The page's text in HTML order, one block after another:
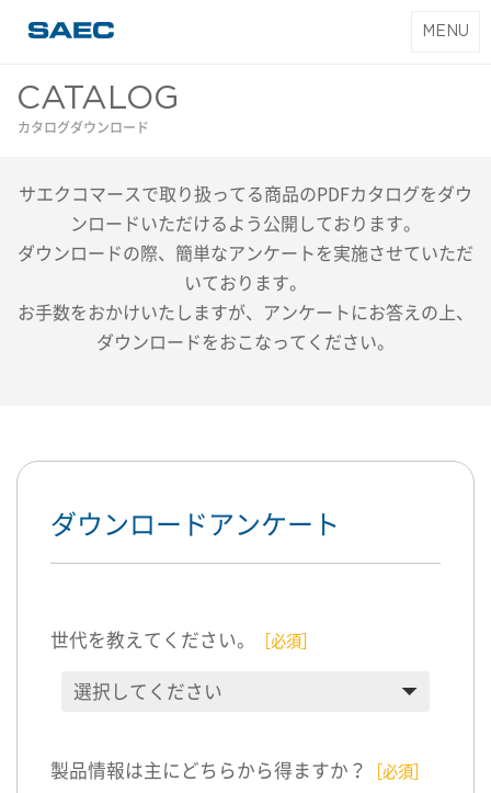
T
n
a
MENU
CATALOG
カタログダウンロード
サエクコマースで取り扱ってる商品のPDFカタログをダウ
ンロードいただけるよう公開しております。
ダウンロードの際、簡単なアンケートを実施させていただ
いております。
お手数をおかけいたしますが、アンケートにお答えの上、
ダウンロードをおこなってください。
ダウンロードアンケート
世代を教えてください。 ［必須］
製品情報は主にどちらから得ますか？ ［必須］